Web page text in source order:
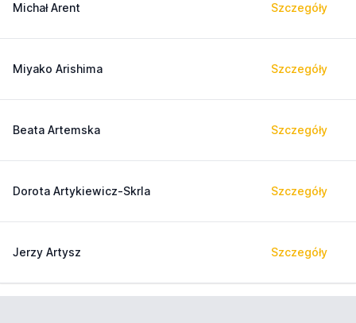
Michał Arent Szczegóły
Miyako Arishima Szczegóły
Beata Artemska Szczegóły
Dorota Artykiewicz-Skrla Szczegóły
Jerzy Artysz Szczegóły